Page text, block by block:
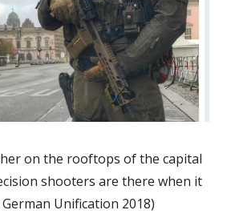
on the rooftops of the capital
shooters are there when it
Unification 2018)